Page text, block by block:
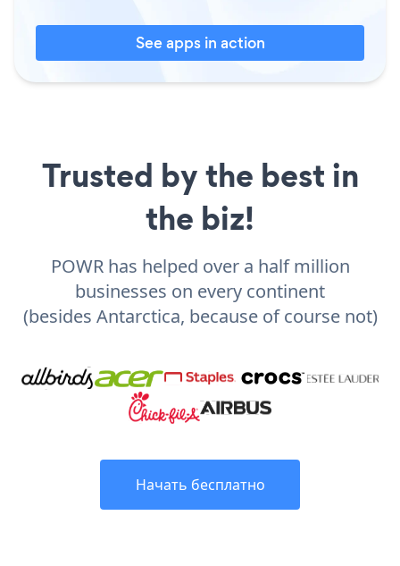
See apps in action
Trusted by the best in
the biz!
POWR has helped over a half million
businesses on every continent
(besides Antarctica, because of course not)
Начать бесплатно